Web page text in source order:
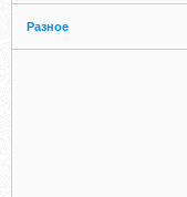
Разное